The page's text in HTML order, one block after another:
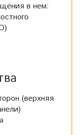
в нем:
(верхняя